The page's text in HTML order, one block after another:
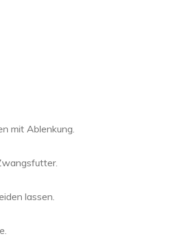
mit Ablenkung.
lassen.